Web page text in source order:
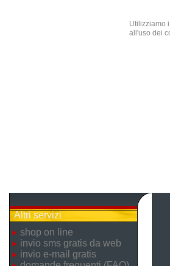
Utilizziamo
all'uso dei
Altri servizi
shop on line
invio sms gratis da web
invio e-mail gratis